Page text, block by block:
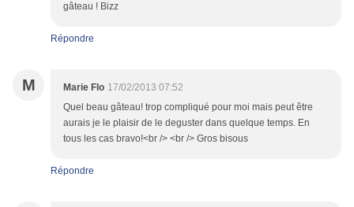
gâteau ! Bizz
Répondre
M Marie Flo 17/02/2013 07:52
Quel beau gâteau! trop compliqué pour moi mais peut être
aurais je le plaisir de le deguster dans quelque temps. En
tous les cas bravo!<br /> <br /> Gros bisous
Répondre